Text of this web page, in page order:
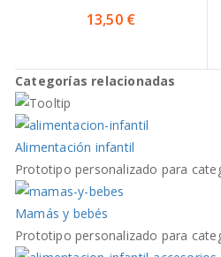
13,50 €
Categorías relacionadas
Alimentación infantil
Prototipo personalizado para
Mamás y bebés
Prototipo personalizado para